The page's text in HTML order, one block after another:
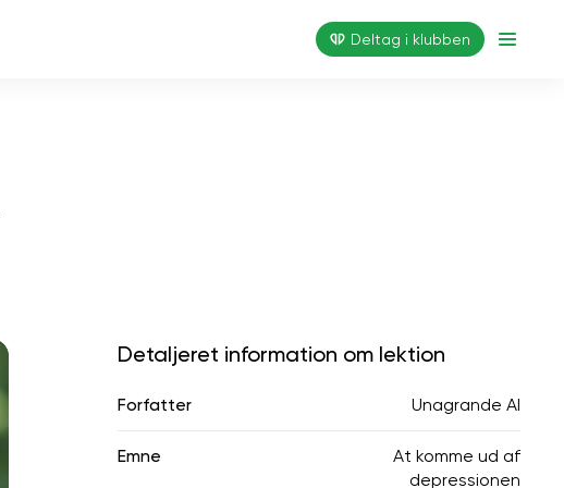
Deltag i klubben
Detaljeret information om lektion
Forfatter Unagrande AI
Emne
At komme ud af
depressionen